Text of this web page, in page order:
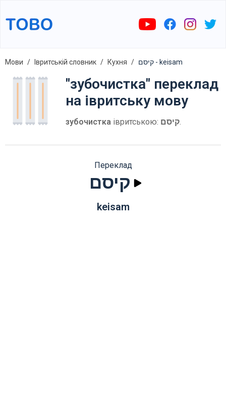
Мови Івритській словник Кухня קיסם - keisam
"зубочистка" переклад
на івритську мову
зубочистка івритською: קיסם.
Переклад
קיסם
keisam